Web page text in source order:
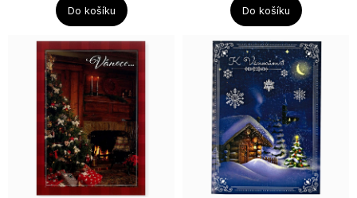
Do košíku Do košíku